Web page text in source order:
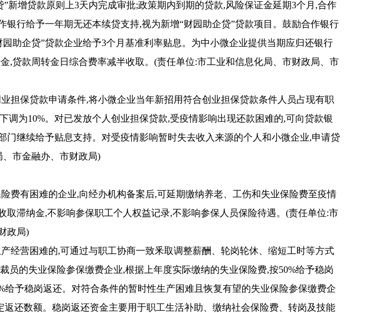
新增贷款原则上3天内完成审批;政策期内到期的贷款,风险保证金延期3个月,合作
行给予一年期无还本续贷支持,视为新增“财园助企贷”贷款项目。鼓励合作银行
助企贷”贷款企业给予3个月基准利率贴息。为中小微企业提供当期应归还银行
,贷款周转金日综合费率减半收取。(责任单位:市工业和信息化局、市财政局、市
担保贷款申请条件,将小微企业当年新招用符合创业担保贷款条件人员占现有职
调为10%。对已发放个人创业担保贷款,受疫情影响出现还款困难的,可向贷款银
门继续给予贴息支持。对受疫情影响暂时失去收入来源的个人和小微企业,申请贷
市金融办、市财政局)
费有困难的企业,向经办机构备案后,可延期缴纳养老、工伤和失业保险费至疫情
取滞纳金,不影响参保职工个人权益记录,不影响参保人员保险待遇。(责任单位:市
政局)
经营困难的,可通过与职工协商一致釆取调整薪酬、轮岗轮休、缩短工时等方式
员的失业保险参保缴费企业,根据上年度实际缴纳的失业保险费,按50%给予稳岗
予稳岗返还。对符合条件的暂时性生产困难且恢复有望的失业保险参保缴费企
还数额。稳岗返还资金主要用于职工生活补助、缴纳社会保险费、转岗及技能